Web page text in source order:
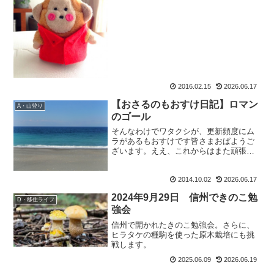
2016.02.15 2026.06.17
A・山登り
【おさるのもおすけ日記】ロマン
のゴール
そんなわけでワタクシが、更新頻度にム
ラがあるもおすけです皆さまおぱようご
ざいます。ええ、これからはまた頑張っ
な。・・・・・気のせい気のせい。とこ
ろで先日行ってきた、久しぶ...
2014.10.02 2026.06.17
D・移住ライフ
2024年9月29日 信州できのこ勉
強会
信州で開かれたきのこ勉強会。さらに、
ヒラタケの種駒を使った原木栽培にも挑
戦します。
2025.06.09 2026.06.19